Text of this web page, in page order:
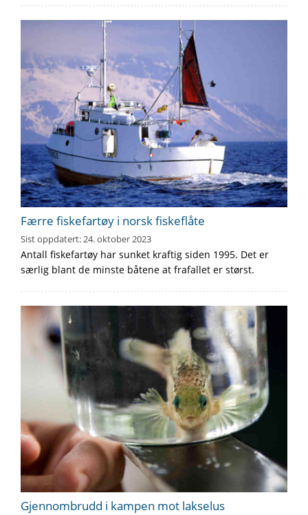
Færre fiskefartøy i norsk fiskeflåte
Sist oppdatert:24. oktober 2023
Antall fiskefartøy har sunket kraftig siden 1995. Det er
særlig blant de minste båtene at frafallet er størst.
Gjennombrudd i kampen mot lakselus